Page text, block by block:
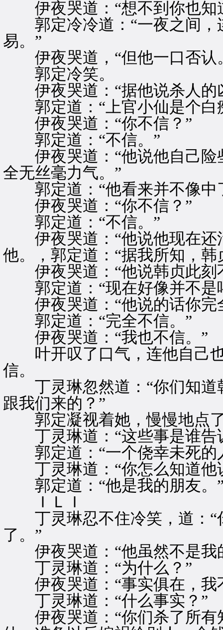
伊夜哭道：“想不到你也知
郭定冷冷道：“一夜之间，
易。”
伊夜哭道，“但他一口否认
郭定冷笑。
伊夜哭道：“据他说杀人的
郭定道：“上官小仙是个白
伊夜哭道：“你不信？”
郭定道：“不信。”
伊夜哭道：“他说他自己险
全无丝毫力气。”
郭定道：“他看来并不像中
伊夜哭道：“你不信？”
郭定道：“不信。”
伊夜哭道：“他说他现在还
他。，郭定道：“据我所知，
伊夜哭道：“他说韩贞此刻
郭定道：“现在好像并不是
伊夜哭道：“他说的话你完
郭定道：“完全不信。”
伊夜哭道：“我也不信。”
叶开叹了口气，连他自己也
信。
丁灵琳忽然道：“你们知道
跟我们来的？”
郭定凝视着她，慢慢地点
丁灵琳道：“这些事是谁告
郭定道：“一个侥幸未死的
丁灵琳道：“你怎么知道他
郭定道：“他是我的朋友。
ＩＬＩ
丁灵琳忍不住冷笑，道：“
了。”
伊夜哭道：“他虽然不是我
丁灵琳道：“为什么？”
伊夜哭道：“事实俱在，我
丁灵琳道：“什么事实？”
伊夜哭道：“你们杀了所有